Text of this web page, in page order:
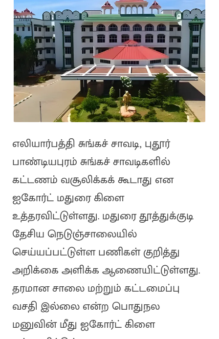
எலியார்பத்தி சுங்கச் சாவடி, புதூர்
பாண்டியபுரம் சுங்கச் சாவடிகளில்
கட்டணம் வசூலிக்கக் கூடாது என
ஐகோர்ட் மதுரை கிளை
உத்தரவிட்டுள்ளது. மதுரை தூத்துக்குடி
தேசிய நெடுஞ்சாலையில்
செய்யப்பட்டுள்ள பணிகள் குறித்து
அறிக்கை அளிக்க ஆணையிட்டுள்ளது.
தரமான சாலை மற்றும் கட்டமைப்பு
வசதி இல்லை என்ற பொதுநல
மனுவின் மீது ஐகோர்ட் கிளை